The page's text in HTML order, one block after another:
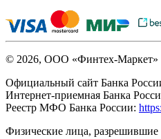
© 2026, ООО «Финтех-Маркет»
Официальный сайт Банка
Интернет-приемная Банка
Реестр МФО Банка России:
Физические лица, разрешившие